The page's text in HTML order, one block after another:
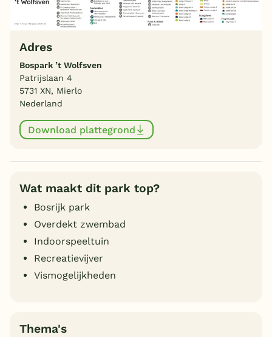
Adres
Bospark ’t Wolfsven
Patrijslaan 4
5731 XN, Mierlo
Nederland
Download plattegrond
Wat maakt dit park top?
Bosrijk park
Overdekt zwembad
Indoorspeeltuin
Recreatievijver
Vismogelijkheden
Thema's